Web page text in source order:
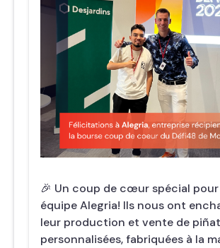
🎉 Un coup de cœur spécial
équipe Alegria! Ils nous ont
leur production et vente de
personnalisées, fabriquées à la